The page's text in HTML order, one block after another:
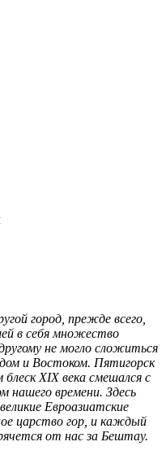
город, прежде всего,
в себя множество
не могло сложиться
и Востоком. Пятигорск
XIX века смешался с
нашего времени. Здесь
Евроазиатские
царство гор, и каждый
от нас за Бештау.